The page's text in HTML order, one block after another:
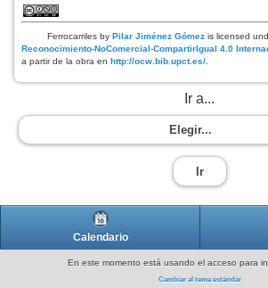
Ferrocarriles byPilar Jiménez Gómez is licensed
Reconocimiento-NoComercial-CompartirIgual 4.0
a partir de la obra enhttp://ocw.bib.upct.es/
Ir a...
Elegir...
Ir
Calendario
En este momento está usando el acceso para
Cambiar al tema estándar